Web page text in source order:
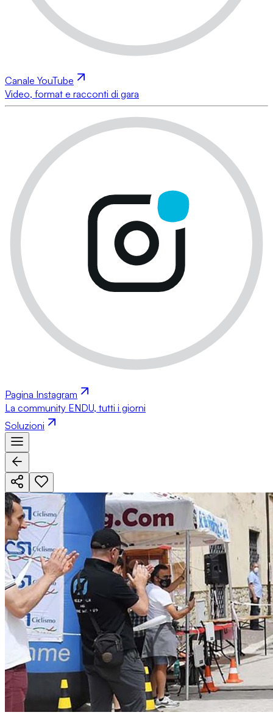
Canale YouTube
Video, format e racconti di gara
Pagina Instagram
La community ENDU, tutti i giorni
Soluzioni